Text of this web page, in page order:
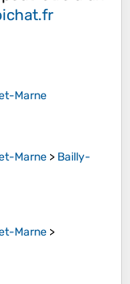
Marne
Marne > Bailly-
Marne >